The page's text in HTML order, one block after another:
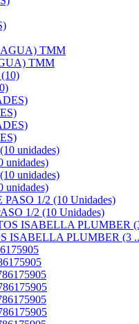
TMM
unidades)
unidades)
1/2 (10 Unidades)
ISABELLA PLUMBER (3